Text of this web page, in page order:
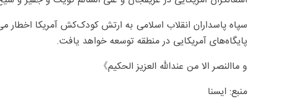
سپاه پاسداران انقلاب اسلامی به ارتش کودک‌کش آمریکا اخطار
پایگاه‌های آمریکایی در منطقه توسعه خواهد یافت.
و ماالنصر الا من عندالله العزیز الحکیم》
منبع: ایسنا